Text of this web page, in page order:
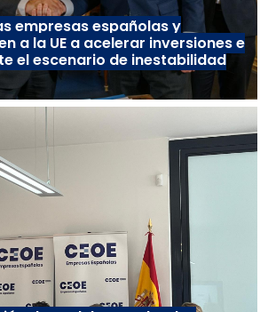
empresas españolas y
a la UE a acelerar inversiones e
el escenario de inestabilidad